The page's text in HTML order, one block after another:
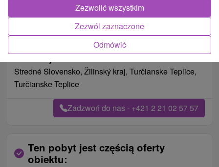
Pożywieniepełne wyżywienie
Data ważności na pobyt01.01.2000
Stredné Slovensko, Žilinský kraj, Turčianske Teplice,
Turčianske Teplice
Zadzwoń do nas - +421 2 21 02 57 57
Ten pobyt jest częścią oferty
obiektu:
Odmówić
Zezwól zaznaczone
Zezwolić wszystkim